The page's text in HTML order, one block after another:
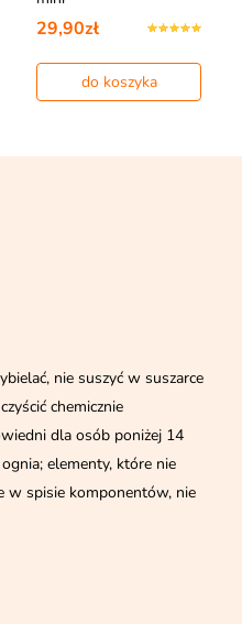
29,90zł
do koszyka
nie suszyć w suszarce
chemicznie
dla osób poniżej 14
elementy, które nie
w spisie komponentów, nie